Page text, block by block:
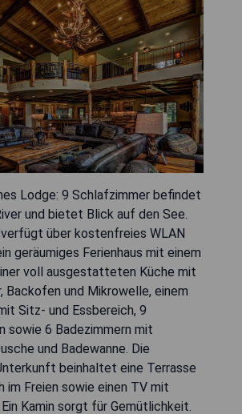
Lodge: 9 Schlafzimmer befindet
und bietet Blick auf den See.
über kostenfreies WLAN
geräumiges Ferienhaus mit einem
voll ausgestatteten Küche mit
Backofen und Mikrowelle, einem
Sitz- und Essbereich, 9
sowie 6 Badezimmern mit
und Badewanne. Die
beinhaltet eine Terrasse
im Freien sowie einen TV mit
Kamin sorgt für Gemütlichkeit.